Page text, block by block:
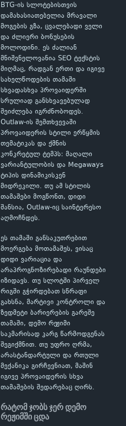
BTG-ის სლოტებისთვის
დამახასიათებელია მრავალი
მოგების გზა, ცვალებადი ველი
და ძლიერი ბონუსების
მოლოდინი. ეს ძალიან
მნიშვნელოვანია SEO ტექსტის
მიღმაც, რადგან ერთი და იგივე
სახელწოდების თამაში
სხვადასხვა პროვაიდერში
სრულიად განსხვავებულად
შეიძლება იგრძნობოდეს.
Outlaw-ის შემთხვევაში
პროვაიდერის სტილი ერწყმის
თემატიკას და ქმნის
კონკრეტულ ტემპს: მაღალი
ვარიანტულობის და Megaways
ტიპის დინამიკისკენ
მიდრეკილი. თუ ამ სტილის
თამაშები მოგწონთ, დიდი
შანსია, Outlaw-იც საინტერესო
აღმოჩნდეს.
ეს თამაში განსაკუთრებით
მოერგება მოთამაშეს, ვისაც
დიდი ვარიაცია და
არაპროგნოზირებადი რაუნდები
იზიდავს. თუ სლოტში პირველ
რიგში გჭირდებათ სწრაფი
გახსნა, მარტივი კონტროლი და
ზედმეტი ბარიერების გარეშე
თამაში, დემო რეჟიმი
საკმარისად კარგ წარმოდგენას
შეგიქმნით. თუ უფრო ღრმა,
არასტანდარტული და რთული
მექანიკა გირჩევნიათ, მაშინ
იგივე პროვაიდერის სხვა
თამაშების შედარებაც ღირს.
რატომ ჯობს ჯერ დემო
რეჟიმში ცდა